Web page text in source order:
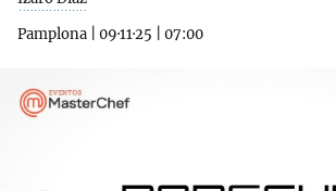
Pamplona
09·11·25 07:00